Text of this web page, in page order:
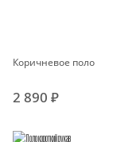
Коричневое поло
2 890 ₽